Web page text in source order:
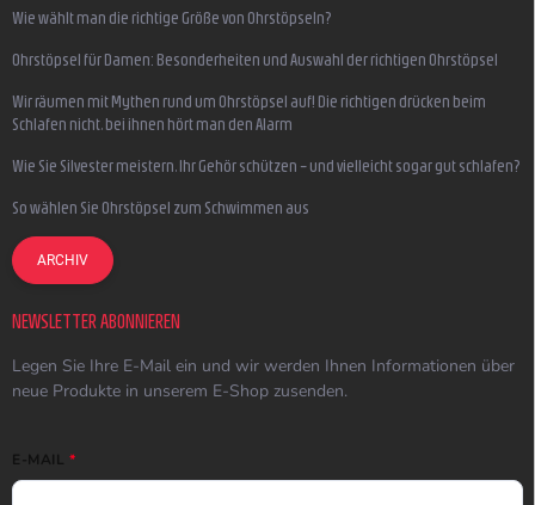
Wie wählt man die richtige Größe von Ohrstöpseln?
Ohrstöpsel für Damen: Besonderheiten und Auswahl der richtigen Ohrstöpsel
Wir räumen mit Mythen rund um Ohrstöpsel auf! Die richtigen drücken beim
Schlafen nicht, bei ihnen hört man den Alarm
Wie Sie Silvester meistern, Ihr Gehör schützen – und vielleicht sogar gut schlafen?
So wählen Sie Ohrstöpsel zum Schwimmen aus
ARCHIV
NEWSLETTER ABONNIEREN
Legen Sie Ihre E-Mail ein und wir werden Ihnen Informationen über
neue Produkte in unserem E-Shop zusenden.
E-MAIL